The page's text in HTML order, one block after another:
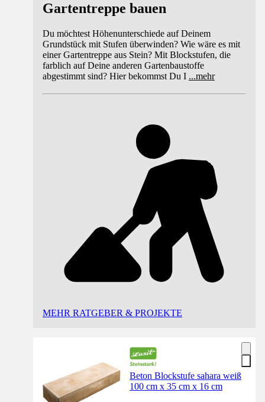
Gartentreppe bauen
Du möchtest Höhenunterschiede auf Deinem
Grundstück mit Stufen überwinden? Wie wäre es mit
einer Gartentreppe aus Stein? Mit Blockstufen, die
farblich auf Deine anderen Gartenbaustoffe
abgestimmt sind? Hier bekommst Du I ...mehr
MEHR RATGEBER & PROJEKTE
Beton Blockstufe sahara weiß
100 cm x 35 cm x 16 cm